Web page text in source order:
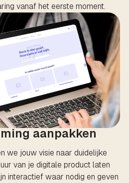
vanaf het eerste moment.
aanpakken
we jouw visie naar duidelijke
van je digitale product laten
interactief waar nodig en geven